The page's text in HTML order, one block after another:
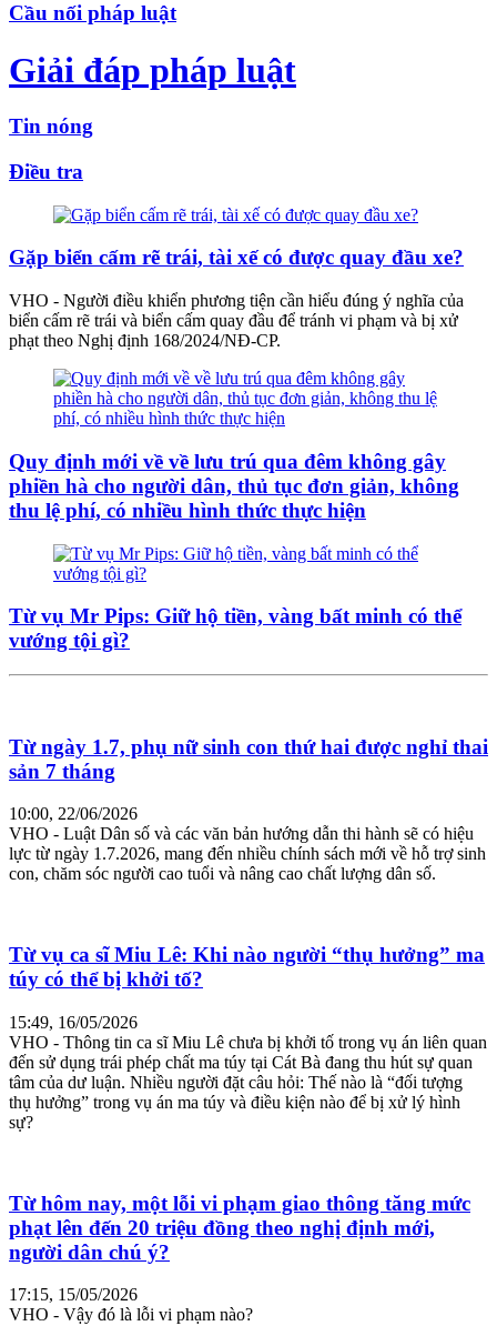
Cầu nối pháp luật
Giải đáp pháp luật
Tin nóng
Điều tra
Gặp biển cấm rẽ trái, tài xế có được quay đầu xe?
VHO - Người điều khiển phương tiện cần hiểu đúng ý nghĩa của
biển cấm rẽ trái và biển cấm quay đầu để tránh vi phạm và bị xử
phạt theo Nghị định 168/2024/NĐ-CP.
Quy định mới về về lưu trú qua đêm không gây
phiền hà cho người dân, thủ tục đơn giản, không
thu lệ phí, có nhiều hình thức thực hiện
Từ vụ Mr Pips: Giữ hộ tiền, vàng bất minh có thể
vướng tội gì?
Từ ngày 1.7, phụ nữ sinh con thứ hai được nghỉ thai
sản 7 tháng
10:00, 22/06/2026
VHO - Luật Dân số và các văn bản hướng dẫn thi hành sẽ có hiệu
lực từ ngày 1.7.2026, mang đến nhiều chính sách mới về hỗ trợ sinh
con, chăm sóc người cao tuổi và nâng cao chất lượng dân số.
Từ vụ ca sĩ Miu Lê: Khi nào người “thụ hưởng” ma
túy có thể bị khởi tố?
15:49, 16/05/2026
VHO - Thông tin ca sĩ Miu Lê chưa bị khởi tố trong vụ án liên quan
đến sử dụng trái phép chất ma túy tại Cát Bà đang thu hút sự quan
tâm của dư luận. Nhiều người đặt câu hỏi: Thế nào là “đối tượng
thụ hưởng” trong vụ án ma túy và điều kiện nào để bị xử lý hình
sự?
Từ hôm nay, một lỗi vi phạm giao thông tăng mức
phạt lên đến 20 triệu đồng theo nghị định mới,
người dân chú ý?
17:15, 15/05/2026
VHO - Vậy đó là lỗi vi phạm nào?